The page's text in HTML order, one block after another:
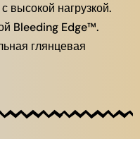
высокой нагрузкой.
Bleeding Edge™.
глянцевая